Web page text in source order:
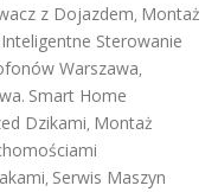
z Dojazdem, Montaż
Sterowanie
Warszawa,
. Smart Home
Dzikami, Montaż
, Serwis Maszyn